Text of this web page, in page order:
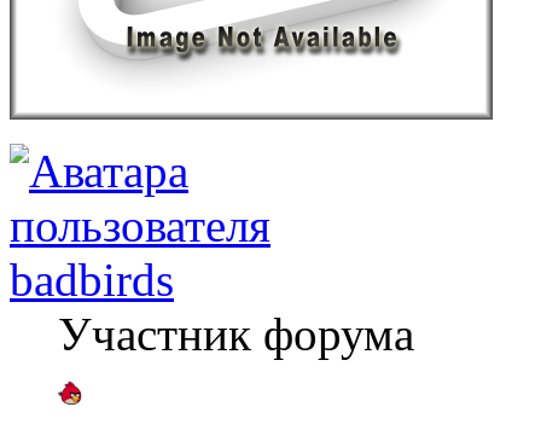
badbirds
Участник форума